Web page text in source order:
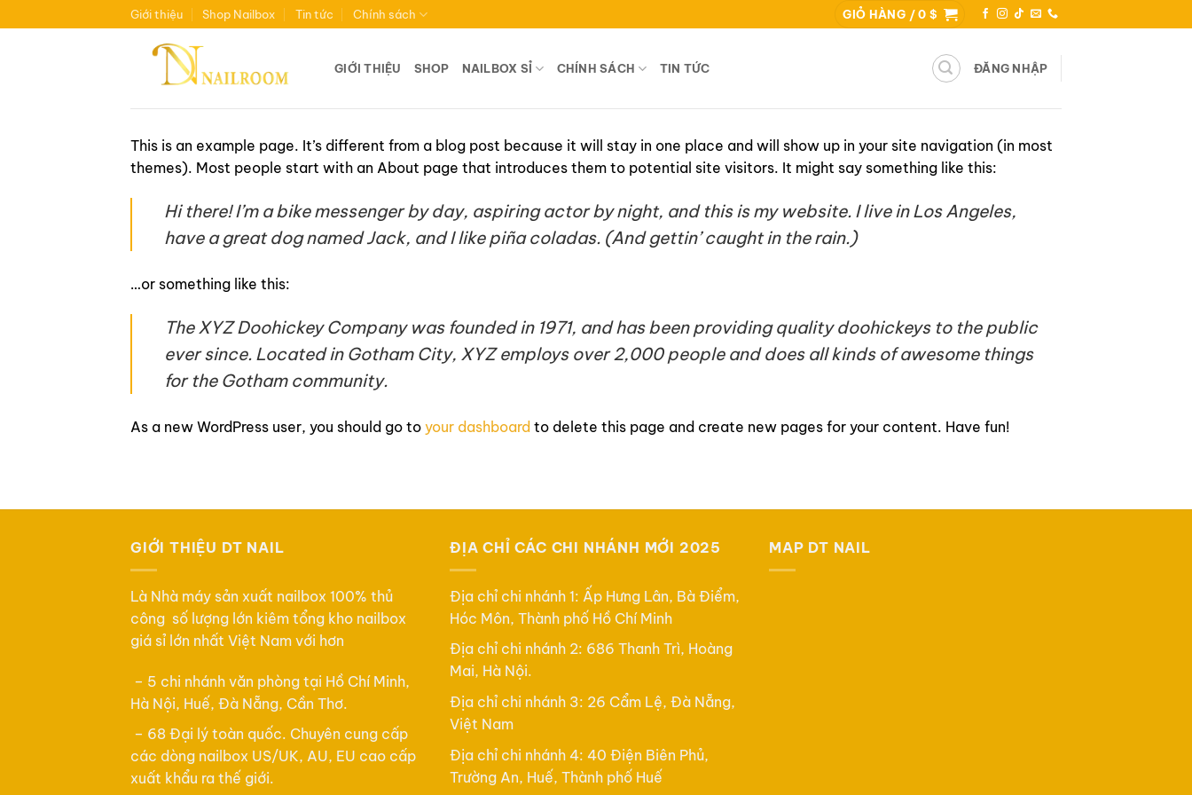
qua
Giới thiệu Shop Nailbox Tin tức Chính sách GIỎ HÀNG /0$
GIỚI THIỆU SHOP NAILBOX SỈ CHÍNH SÁCH TIN TỨC ĐĂNG NHẬP
This is an example page. It’s different from a blog post because it will stay in one place and will show up in your site navigation (in most
themes). Most people start with an About page that introduces them to potential site visitors. It might say something like this:
Hi there! I’m a bike messenger by day, aspiring actor by night, and this is my website. I live in Los Angeles,
have a great dog named Jack, and I like piña coladas. (And gettin’ caught in the rain.)
…or something like this:
The XYZ Doohickey Company was founded in 1971, and has been providing quality doohickeys to the public
ever since. Located in Gotham City, XYZ employs over 2,000 people and does all kinds of awesome things
for the Gotham community.
As a new WordPress user, you should go to your dashboard to delete this page and create new pages for your content. Have fun!
GIỚI THIỆU DT NAIL
Là Nhà máy sản xuất nailbox 100% thủ
công số lượng lớn kiêm tổng kho nailbox
giá sỉ lớn nhất Việt Nam với hơn
– 5 chi nhánh văn phòng tại Hồ Chí Minh,
Hà Nội, Huế, Đà Nẵng, Cần Thơ.
– 68 Đại lý toàn quốc. Chuyên cung cấp
các dòng nailbox US/UK, AU, EU cao cấp
xuất khẩu ra thế giới.
ĐỊA CHỈ CÁC CHI NHÁNH MỚI 2025
Địa chỉ chi nhánh 1: Ấp Hưng Lân, Bà Điểm,
Hóc Môn, Thành phố Hồ Chí Minh
Địa chỉ chi nhánh 2: 686 Thanh Trì, Hoàng
Mai, Hà Nội.
Địa chỉ chi nhánh 3: 26 Cẩm Lệ, Đà Nẵng,
Việt Nam
Địa chỉ chi nhánh 4: 40 Điện Biên Phủ,
Trường An, Huế, Thành phố Huế
MAP DT NAIL